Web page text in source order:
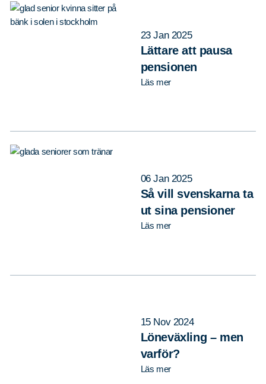
23 Jan 2025
Lättare att pausa
pensionen
Läs mer
06 Jan 2025
Så vill svenskarna ta
ut sina pensioner
Läs mer
15 Nov 2024
Löneväxling – men
varför?
Läs mer